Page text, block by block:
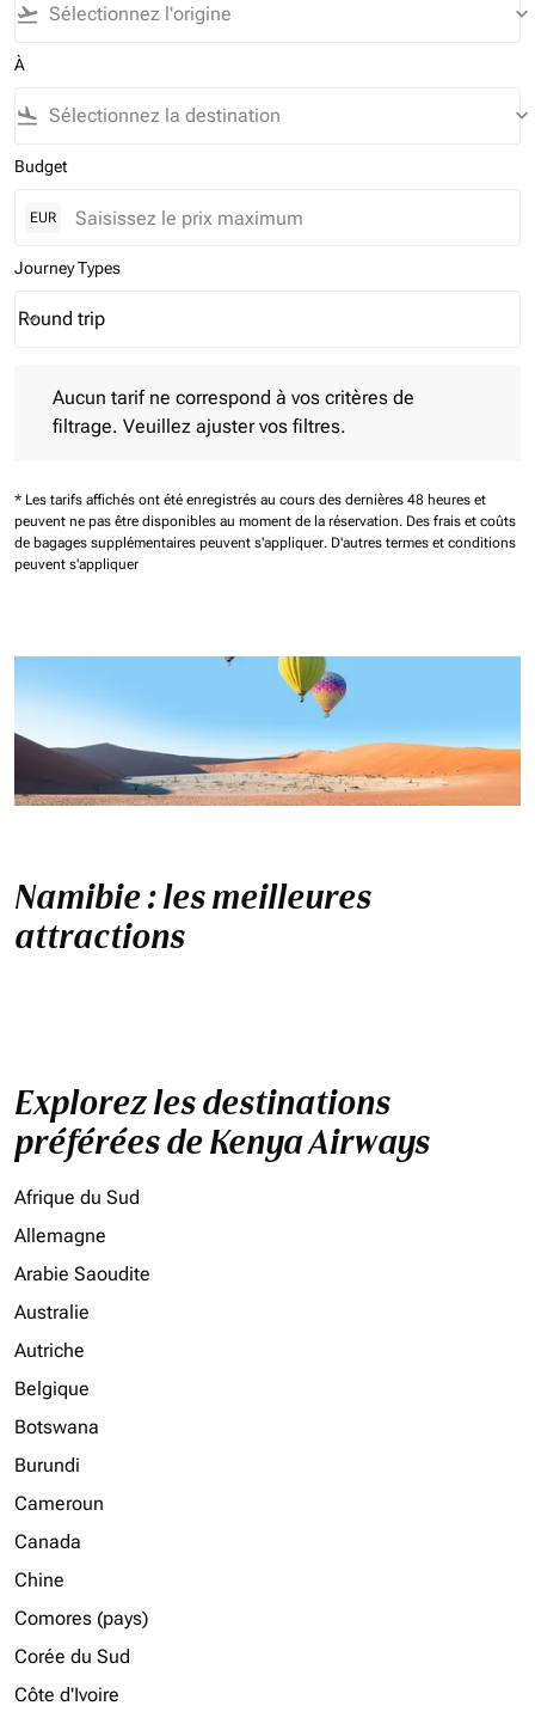
flight_takeoff keyboard_arrow_down
À
flight_land keyboard_arrow_down
Budget
EUR
Journey Types
Journey Types option Round trip Selected
Round trip
keyboard_arrow_down
Aucun tarif ne correspond à vos critères de
filtrage. Veuillez ajuster vos filtres.
* Les tarifs affichés ont été enregistrés au cours des dernières 48 heures et
peuvent ne pas être disponibles au moment de la réservation. Des frais et coûts
de bagages supplémentaires peuvent s'appliquer. D'autres termes et conditions
peuvent s'appliquer
Namibie : les meilleures
attractions
Explorez les destinations
préférées de Kenya Airways
Afrique du Sud
Allemagne
Arabie Saoudite
Australie
Autriche
Belgique
Botswana
Burundi
Cameroun
Canada
Chine
Comores (pays)
Corée du Sud
Côte d'Ivoire